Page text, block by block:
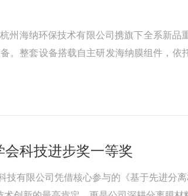
州海纳环保技术有限公司携旗下全系新
。整套设备搭载自主研发海纳膜组件，
科技进步奖一等奖
有限公司凭借核心参与的《基于先进分